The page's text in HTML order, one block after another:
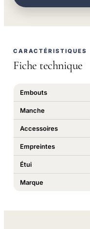
CARACTÉRISTIQUES
Fiche technique
Embouts
Manche
Accessoires
Empreintes
Étui
Marque